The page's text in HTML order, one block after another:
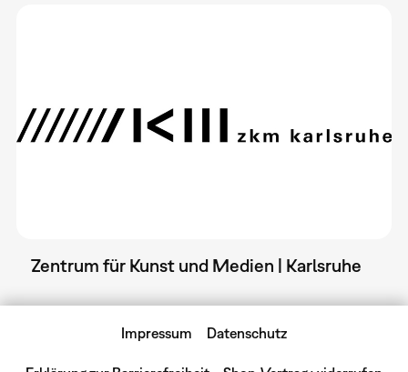
Zentrum für Kunst und Medien | Karlsruhe
Impressum Datenschutz